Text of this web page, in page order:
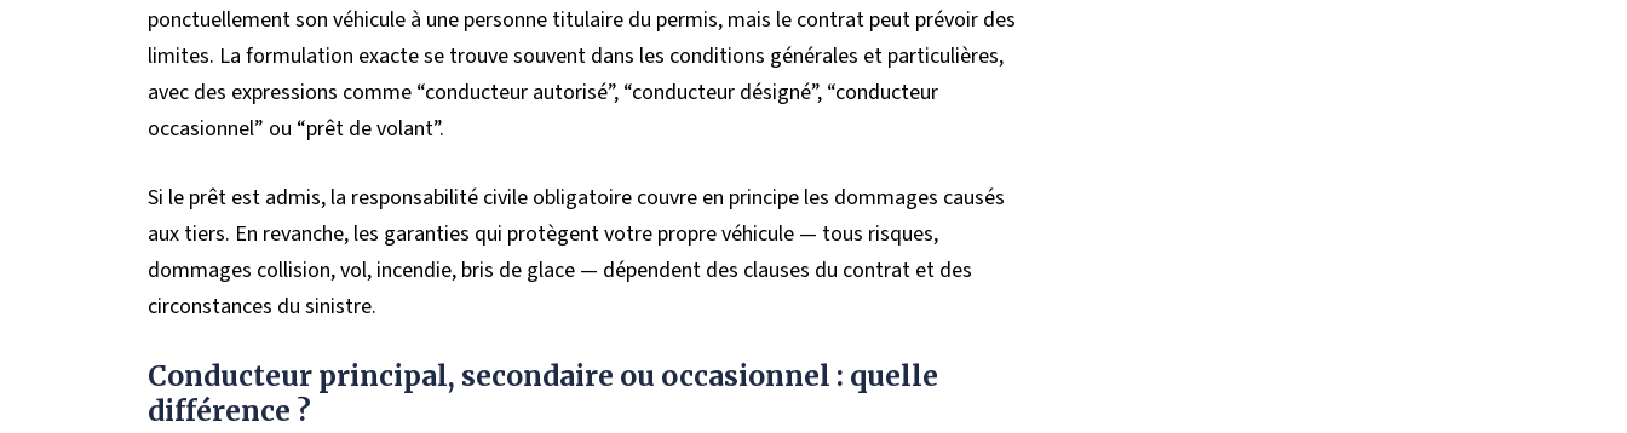
ponctuellement son véhicule à une personne titulaire du permis, mais le contrat peut prévoir des
limites. La formulation exacte se trouve souvent dans les conditions générales et particulières,
avec des expressions comme “conducteur autorisé”, “conducteur désigné”, “conducteur
occasionnel” ou “prêt de volant”.
Si le prêt est admis, la responsabilité civile obligatoire couvre en principe les dommages causés
aux tiers. En revanche, les garanties qui protègent votre propre véhicule — tous risques,
dommages collision, vol, incendie, bris de glace — dépendent des clauses du contrat et des
circonstances du sinistre.
Conducteur principal, secondaire ou occasionnel : quelle
différence ?